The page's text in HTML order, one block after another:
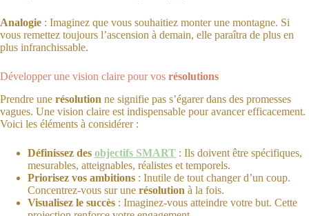
Analogie : Imaginez que vous souhaitiez monter une montagne. Si
vous remettez toujours l’ascension à demain, elle paraîtra de plus en
plus infranchissable.
Développer une vision claire pour vos résolutions
Prendre une résolution ne signifie pas s’égarer dans des promesses
vagues. Une vision claire est indispensable pour avancer efficacement.
Voici les éléments à considérer :
Définissez des objectifs SMART : Ils doivent être spécifiques,
mesurables, atteignables, réalistes et temporels.
Priorisez vos ambitions : Inutile de tout changer d’un coup.
Concentrez-vous sur une résolution à la fois.
Visualisez le succès : Imaginez-vous atteindre votre but. Cette